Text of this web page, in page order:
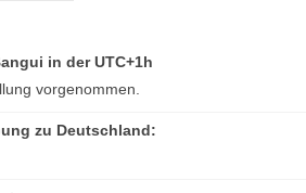
in der UTC+1h
vorgenommen.
zu Deutschland: